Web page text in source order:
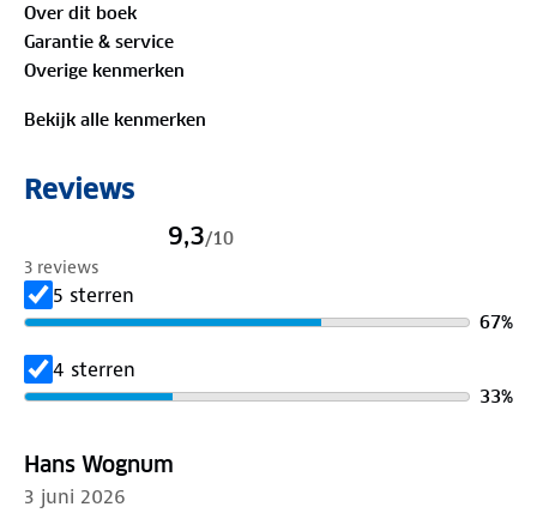
verdeeld in duidelijke hoofdstukken: sightseeing,
eten & drinken, winkelen, uitgaan, verblijf, routes &
tochten, voor kinderen, feesten, festivals &
evenementen, internet tips, praktische info van a
Over dit boek
Garantie & service
Overige kenmerken
Bekijk alle kenmerken
Reviews
9,3/10
3 reviews
5 sterren
67%
4 sterren
33%
Hans Wognum
3 juni 2026